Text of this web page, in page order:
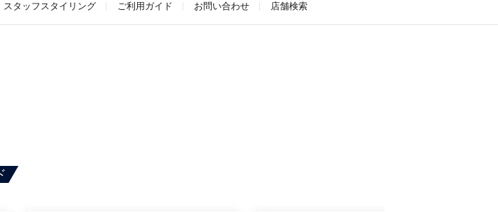
スタッフスタイリング ご利用ガイド お問い合わせ 店舗検索